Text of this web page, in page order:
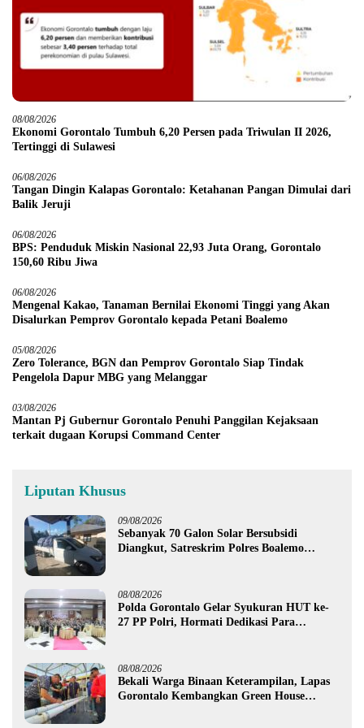
08/08/2026
Ekonomi Gorontalo Tumbuh 6,20 Persen pada Triwulan II 2026,
Tertinggi di Sulawesi
06/08/2026
Tangan Dingin Kalapas Gorontalo: Ketahanan Pangan Dimulai dari
Balik Jeruji
06/08/2026
BPS: Penduduk Miskin Nasional 22,93 Juta Orang, Gorontalo
150,60 Ribu Jiwa
06/08/2026
Mengenal Kakao, Tanaman Bernilai Ekonomi Tinggi yang Akan
Disalurkan Pemprov Gorontalo kepada Petani Boalemo
05/08/2026
Zero Tolerance, BGN dan Pemprov Gorontalo Siap Tindak
Pengelola Dapur MBG yang Melanggar
03/08/2026
Mantan Pj Gubernur Gorontalo Penuhi Panggilan Kejaksaan
terkait dugaan Korupsi Command Center
Liputan Khusus
09/08/2026
Sebanyak 70 Galon Solar Bersubsidi
Diangkut, Satreskrim Polres Boalemo
08/08/2026
Polda Gorontalo Gelar Syukuran HUT ke-
27 PP Polri, Hormati Dedikasi Para
08/08/2026
Bekali Warga Binaan Keterampilan, Lapas
Gorontalo Kembangkan Green House